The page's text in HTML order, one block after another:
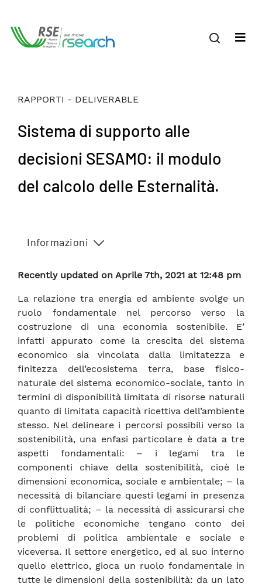
RAPPORTI - DELIVERABLE
Sistema di supporto alle
decisioni SESAMO: il modulo
del calcolo delle Esternalità.
Informazioni
Recently updated on Aprile 7th, 2021 at 12:48 pm
La relazione tra energia ed ambiente svolge un
ruolo fondamentale nel percorso verso la
costruzione di una economia sostenibile. E’
infatti appurato come la crescita del sistema
economico sia vincolata dalla limitatezza e
finitezza dell’ecosistema terra, base fisico-
naturale del sistema economico-sociale, tanto in
termini di disponibilità limitata di risorse naturali
quanto di limitata capacità ricettiva dell’ambiente
stesso. Nel delineare i percorsi possibili verso la
sostenibilità, una enfasi particolare è data a tre
aspetti fondamentali: – i legami tra le
componenti chiave della sostenibilità, cioè le
dimensioni economica, sociale e ambientale; – la
necessità di bilanciare questi legami in presenza
di conflittualità; – la necessità di assicurarsi che
le politiche economiche tengano conto dei
problemi di politica ambientale e sociale e
viceversa. Il settore energetico, ed al suo interno
quello elettrico, gioca un ruolo fondamentale in
tutte le dimensioni della sostenibilità: da un lato